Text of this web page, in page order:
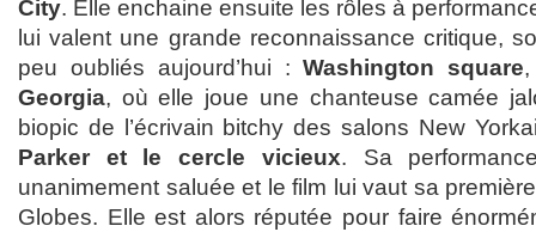
City. Elle enchaine ensuite les rôles à
lui valent une grande reconnaissance critique,
peu oubliés aujourd’hui :Washington square,
Georgia, où elle joue une chanteuse camée
biopic de l’écrivain bitchy des salons New
Parker et le cercle vicieux. Sa
unanimement saluée et le film lui vaut sa
Globes. Elle est alors réputée pour faire